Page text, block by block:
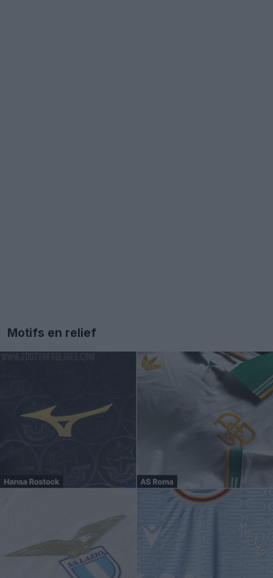
Motifs en relief